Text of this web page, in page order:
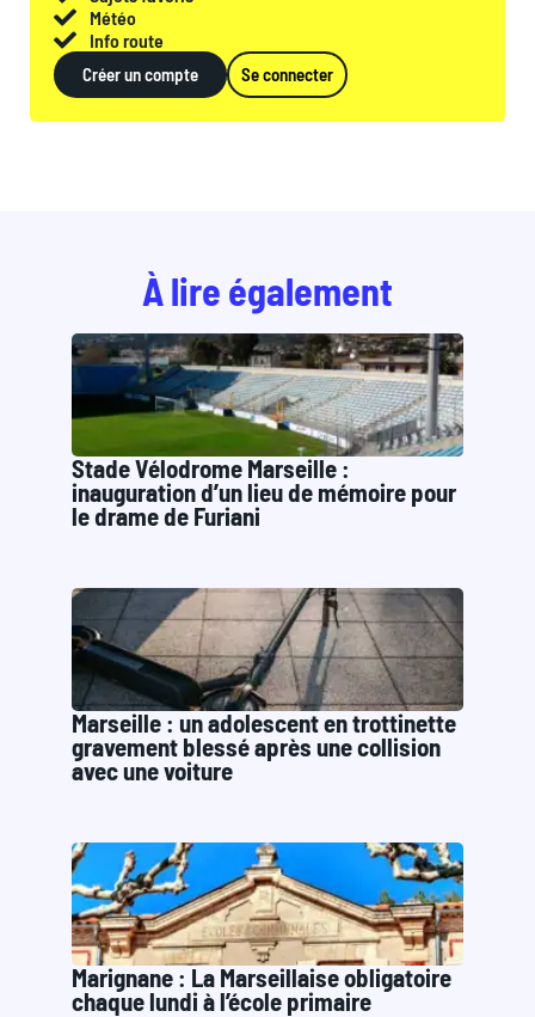
Météo
Info route
Créer un compte Se connecter
À lire également
Stade Vélodrome Marseille :
inauguration d’un lieu de mémoire pour
le drame de Furiani
Marseille : un adolescent en trottinette
gravement blessé après une collision
avec une voiture
Marignane : La Marseillaise obligatoire
chaque lundi à l’école primaire